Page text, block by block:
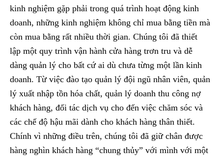
kinh nghiệm gặp phải trong quá trình hoạt động kinh
doanh, những kinh nghiệm không chỉ mua bằng tiền mà
còn mua bằng rất nhiều thời gian. Chúng tôi đã thiết
lập một quy trình vận hành cửa hàng trơn tru và dễ
dàng quản lý cho bất cứ ai dù chưa từng một lần kinh
doanh. Từ việc đào tạo quản lý đội ngũ nhân viên, quản
lý xuất nhập tồn hóa chất, quản lý doanh thu công nợ
khách hàng, đối tác dịch vụ cho đến việc chăm sóc và
các chế độ hậu mãi dành cho khách hàng thân thiết.
Chính vì những điều trên, chúng tôi đã giữ chân được
hàng nghìn khách hàng “chung thủy” với mình với một